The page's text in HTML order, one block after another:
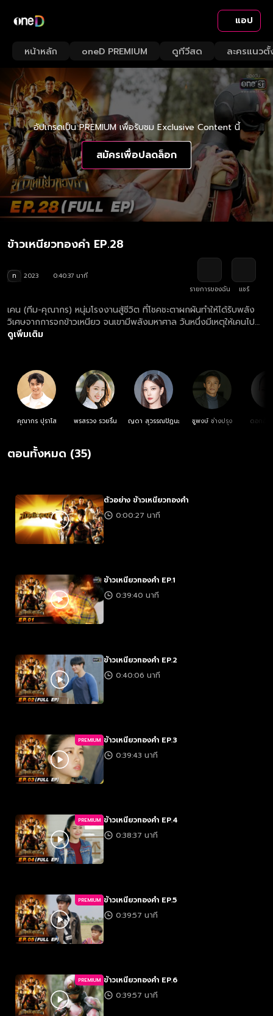
แอป
หน้าหลัก oneD PREMIUM ดูทีวีสด ละครแนวตั้
อัปเกรดเป็น PREMIUM เพื่อรับชม Exclusive Content นี้
สมัครเพื่อปลดล็อก
ข้าวเหนียวทองคำ EP.28
ท 2023
0:40:37 นาที
รายการของฉัน
แชร์
เคน (ทีม-คุณากร) หนุ่มโรงงานสู้ชีวิต ที่โชคชะตาผกผันทำให้ได้รับพลัง
วิเศษจากการจกข้าวเหนียว จนเขามีพลังมหาศาล วันหนึ่งมีเหตุให้เคนไป
เกี่ยวข้องกับเหตุการณ์จับตัวประกัน และได้เข้าช่วยเหลือ พลอย (เซียงเซี
รายใหญ่อย่าง เฮียเก๊า (เชน-ธวัชสรรค์) จนถูกไล่ลาตามฆ่าเคนจึงต้องทำ
ทุกวิถีทางเพื่อเอาตัวรอดรวมทั้งการลุกขึ้นมาผดุงความยุติธรรมคอย
จัดการผู้มีอิทธิพล และแก๊งค้ายา และนี่เป็นเพียงจุดเริ่มต้นของข้าวเหนียว
ทองคำ แต่ศึกระหว่างธรรมะและอธรรมในครั้งนี้จะลงเอยอย่างไร และ
ความรักของเคนกับพลอยจะเป็นเช่นไร
ดูเพิ่มเติม
คุณากร ปุราโส พรสรวง รวยรื่น ญดา สุวรรณปัฏนะ ชูพงษ์ ช่างปรุง ดอกอ้อ
ตอนทั้งหมด (35)
ตัวอย่าง ข้าวเหนียวทองคำ
0:00:27 นาที
ข้าวเหนียวทองคำ EP.1
0:39:40 นาที
ข้าวเหนียวทองคำ EP.2
0:40:06 นาที
PREMIUM ข้าวเหนียวทองคำ EP.3
0:39:43 นาที
PREMIUM ข้าวเหนียวทองคำ EP.4
0:38:37 นาที
PREMIUM ข้าวเหนียวทองคำ EP.5
0:39:57 นาที
PREMIUM ข้าวเหนียวทองคำ EP.6
0:39:57 นาที